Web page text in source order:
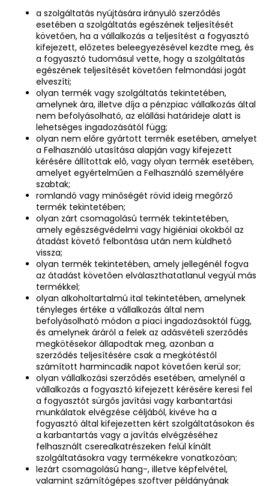
a szolgáltatás nyújtására irányuló szerződés
esetében a szolgáltatás egészének teljesítését
követően, ha a vállalkozás a teljesítést a fogyasztó
kifejezett, előzetes beleegyezésével kezdte meg, és
a fogyasztó tudomásul vette, hogy a szolgáltatás
egészének teljesítését követően felmondási jogát
elveszíti;
olyan termék vagy szolgáltatás tekintetében,
amelynek ára, illetve díja a pénzpiac vállalkozás által
nem befolyásolható, az elállási határideje alatt is
lehetséges ingadozásától függ;
olyan nem előre gyártott termék esetében, amelyet
a Felhasználó utasítása alapján vagy kifejezett
kérésére állítottak elő, vagy olyan termék esetében,
amelyet egyértelműen a Felhasználó személyére
szabtak;
romlandó vagy minőségét rövid ideig megőrző
termék tekintetében;
olyan zárt csomagolású termék tekintetében,
amely egészségvédelmi vagy higiéniai okokból az
átadást követő felbontása után nem küldhető
vissza;
olyan termék tekintetében, amely jellegénél fogva
az átadást követően elválaszthatatlanul vegyül más
termékkel;
olyan alkoholtartalmú ital tekintetében, amelynek
tényleges értéke a vállalkozás által nem
befolyásolható módon a piaci ingadozásoktól függ,
és amelynek áráról a felek az adásvételi szerződés
megkötésekor állapodtak meg, azonban a
szerződés teljesítésére csak a megkötéstől
számított harmincadik napot követően kerül sor;
olyan vállalkozási szerződés esetében, amelynél a
vállalkozás a fogyasztó kifejezett kérésére keresi fel
a fogyasztót sürgős javítási vagy karbantartási
munkálatok elvégzése céljából, kivéve ha a
fogyasztó által kifejezetten kért szolgáltatásokon és
a karbantartás vagy a javítás elvégzéséhez
felhasznált cserealkatrészeken felül kínált
szolgáltatásokra vagy termékekre vonatkozóan;
lezárt csomagolású hang-, illetve képfelvétel,
valamint számítógépes szoftver példányának